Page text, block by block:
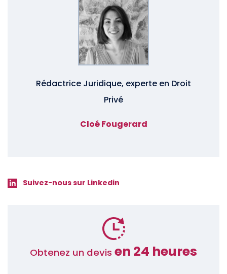
Rédactrice Juridique, experte en Droit
Privé
Cloé Fougerard
Suivez-nous sur Linkedin
Obtenez un devis en 24 heures